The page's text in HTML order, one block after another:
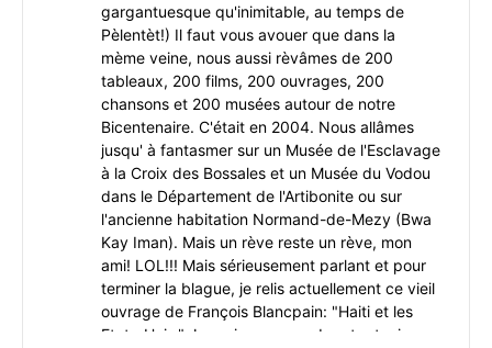
gargantuesque qu'inimitable, au temps de
Pèlentèt!) Il faut vous avouer que dans la
mème veine, nous aussi rèvâmes de 200
tableaux, 200 films, 200 ouvrages, 200
chansons et 200 musées autour de notre
Bicentenaire. C'était en 2004. Nous allâmes
jusqu' à fantasmer sur un Musée de l'Esclavage
à la Croix des Bossales et un Musée du Vodou
dans le Département de l'Artibonite ou sur
l'ancienne habitation Normand-de-Mezy (Bwa
Kay Iman). Mais un rève reste un rève, mon
ami! LOL!!! Mais sérieusement parlant et pour
terminer la blague, je relis actuellement ce vieil
ouvrage de François Blancpain: "Haiti et les
Etats-Unis." Je crois comprendre et retenir -